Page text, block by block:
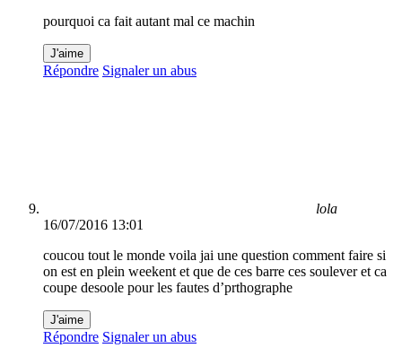
pourquoi ca fait autant mal ce machin
J'aime
Répondre Signaler un abus
lola
16/07/2016 13:01
coucou tout le monde voila jai une question comment faire si
on est en plein weekent et que de ces barre ces soulever et ca
coupe desoole pour les fautes d’prthographe
J'aime
Répondre Signaler un abus